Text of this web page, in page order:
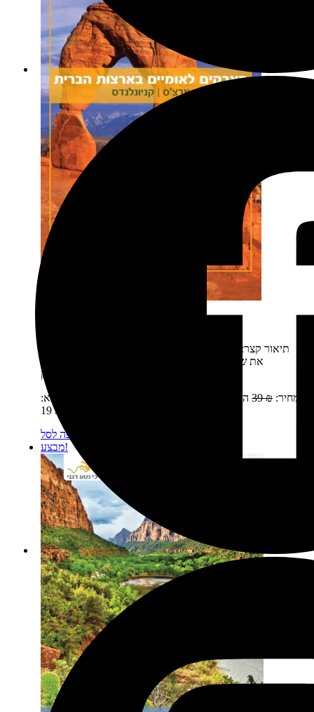
תיאור קצר:
את שמורות הטבע של יוטה: ארצ'ס, קניונלנדס נוסעים
מחיר:
39₪ המחיר המקורי היה: 39 ₪.
המחיר הנוכחי הוא:
19 ₪.
הוספה לסל
מבצע!